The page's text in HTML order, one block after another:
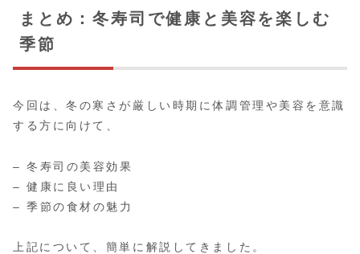
まとめ：冬寿司で健康と美容を楽しむ
季節
今回は、冬の寒さが厳しい時期に体調管理や美容を意識
する方に向けて、
– 冬寿司の美容効果
– 健康に良い理由
– 季節の食材の魅力
上記について、簡単に解説してきました。